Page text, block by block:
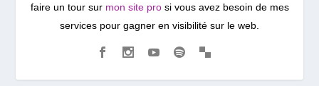
faire un tour sur mon site prosi vous avez besoin de mes
services pour gagner en visibilité sur le web.